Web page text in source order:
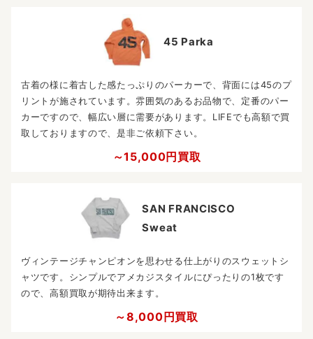
45 Parka
古着の様に着古した感たっぷりのパーカーで、背面には45のプ
リントが施されています。雰囲気のあるお品物で、定番のパー
カーですので、幅広い層に需要があります。LIFEでも高額で買
取しておりますので、是非ご依頼下さい。
～15,000円買取
SAN FRANCISCO
Sweat
ヴィンテージチャンピオンを思わせる仕上がりのスウェットシ
ャツです。シンプルでアメカジスタイルにぴったりの1枚です
ので、高額買取が期待出来ます。
～8,000円買取